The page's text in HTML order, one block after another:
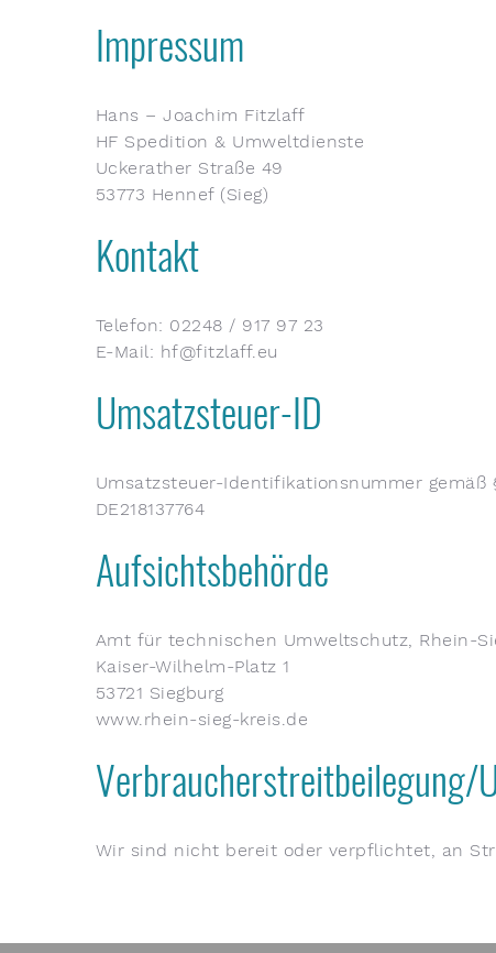
Impressum
Hans – Joachim Fitzlaff
HF Spedition & Umweltdienste
Uckerather Straße 49
53773 Hennef (Sieg)
Kontakt
Telefon: 02248 / 917 97 23
E-Mail: hf@fitzlaff.eu
Umsatzsteuer-ID
Umsatzsteuer-Identifikationsnummer gemäß
DE218137764
Aufsichtsbehörde
Amt für technischen Umweltschutz, Rhein-
Kaiser-Wilhelm-Platz 1
53721 Siegburg
www.rhein-sieg-kreis.de
Verbraucher­streit­beilegung/
Wir sind nicht bereit oder verpflichtet, an